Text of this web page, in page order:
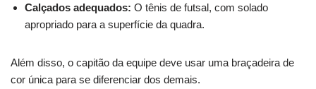
Calçados adequados: O tênis de futsal, com solado
apropriado para a superfície da quadra.
Além disso, o capitão da equipe deve usar uma braçadeira de
cor única para se diferenciar dos demais.